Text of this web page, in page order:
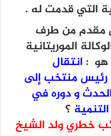
التي قدمت له .
مقدم من طرف
الموريتانية
هو : انتقال
منتخب إلى
و دوره في
؟
خطري ولد الشيخ